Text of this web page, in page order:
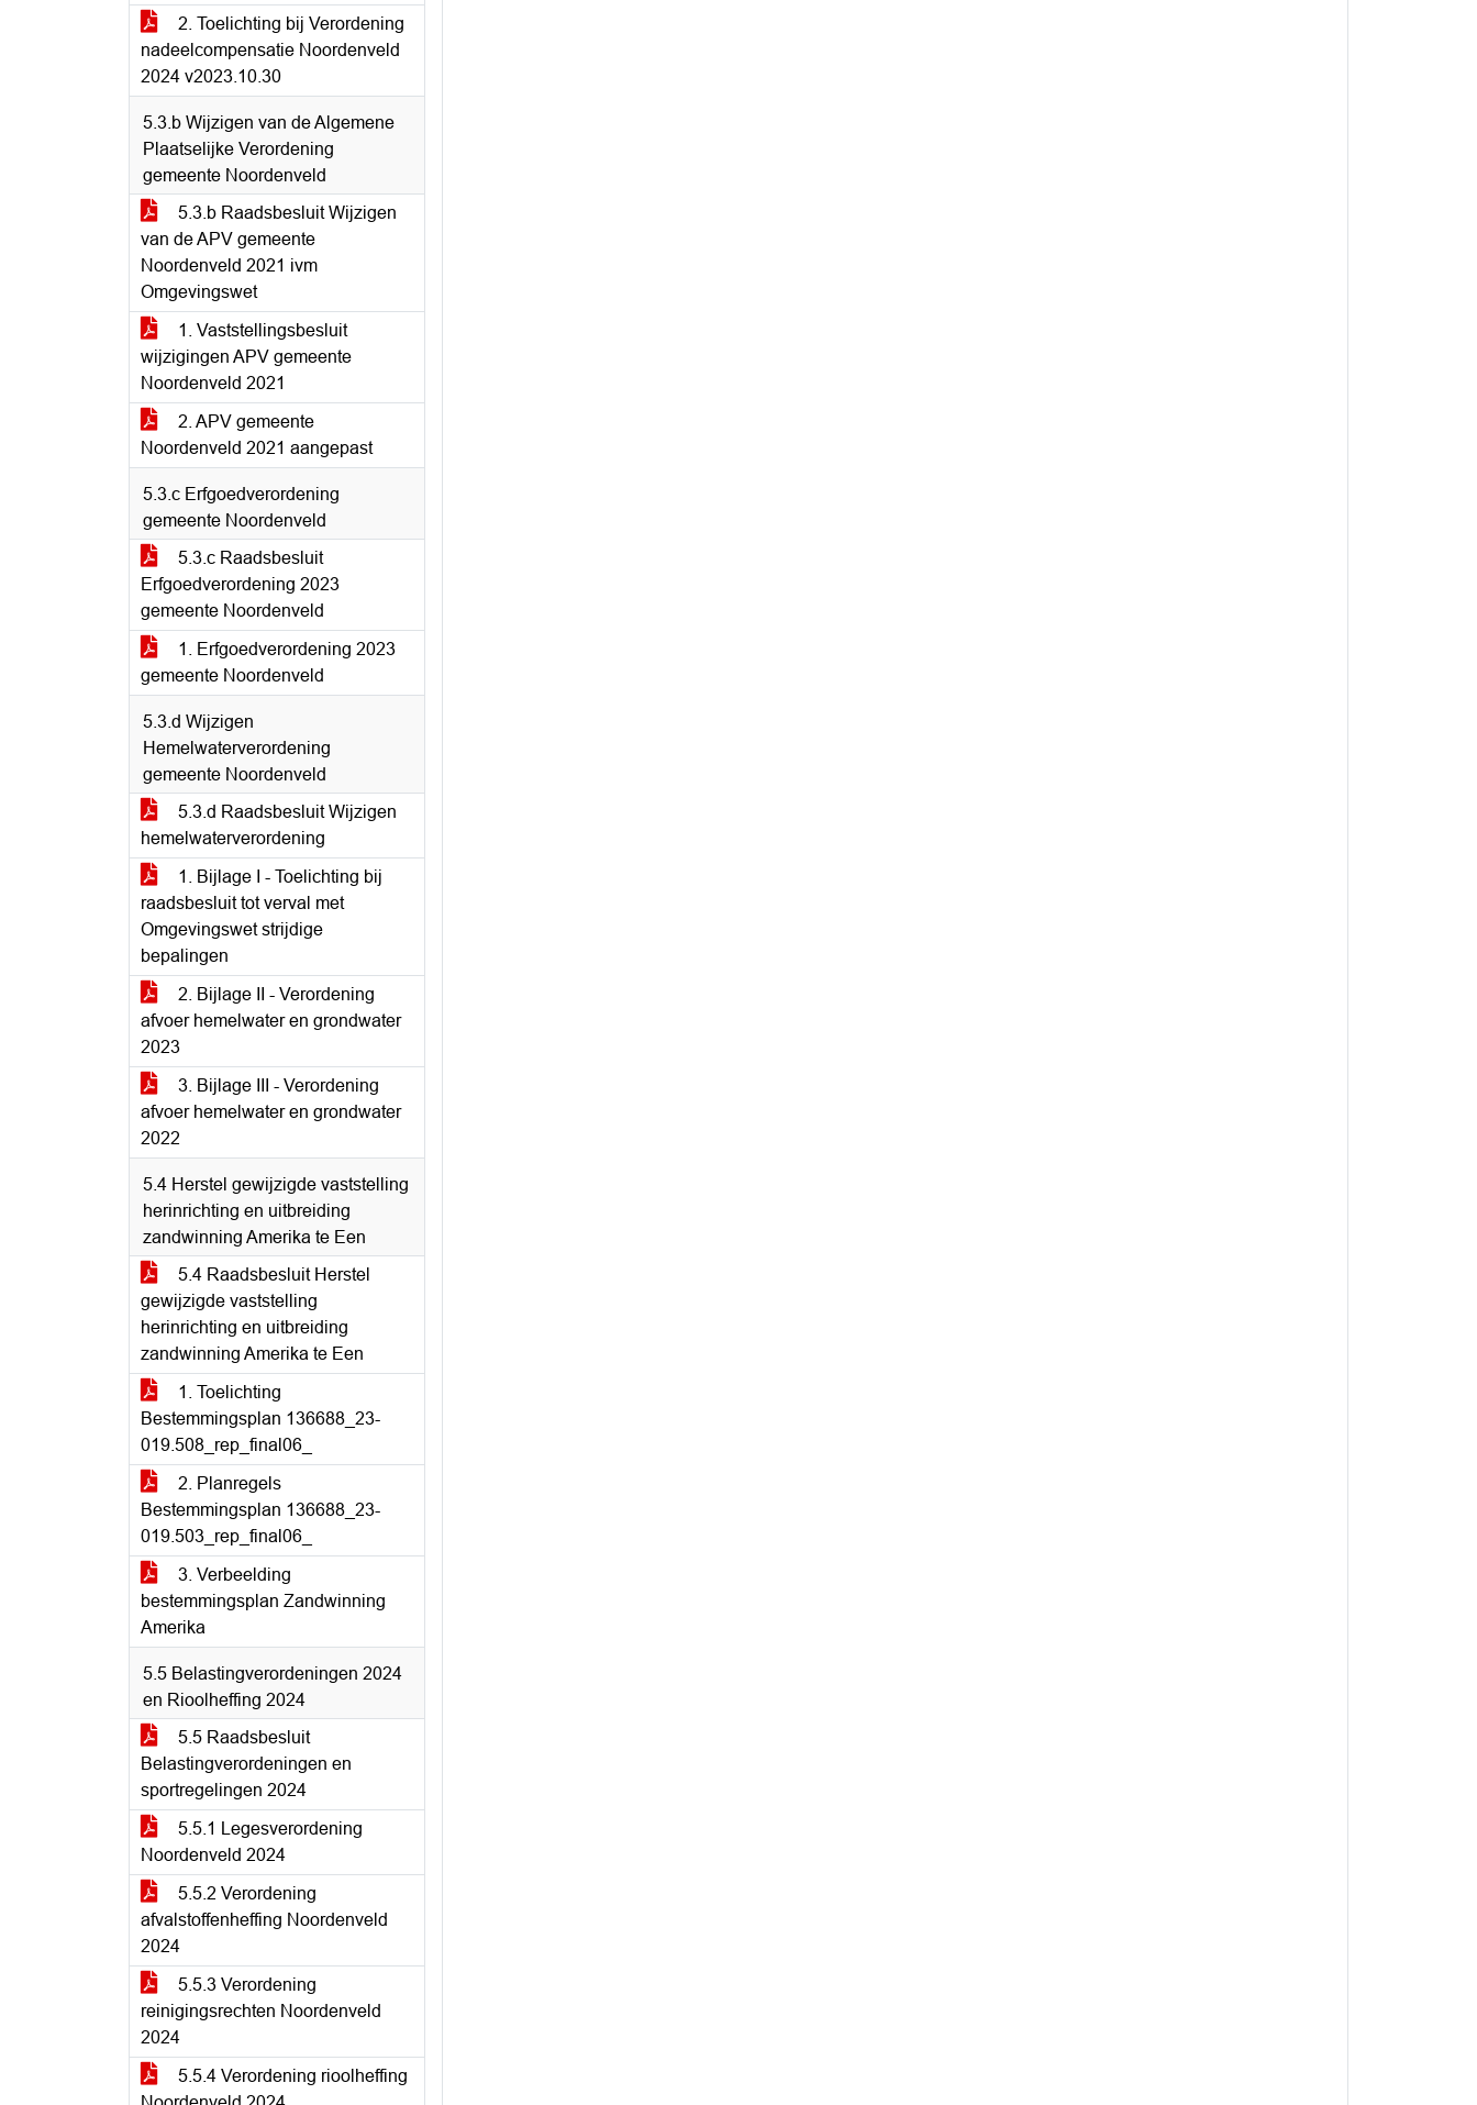
2. Toelichting bij Verordening
nadeelcompensatie Noordenveld
2024 v2023.10.30
5.3.b Wijzigen van de Algemene
Plaatselijke Verordening
gemeente Noordenveld
5.3.b Raadsbesluit Wijzigen
van de APV gemeente
Noordenveld 2021 ivm
Omgevingswet
1. Vaststellingsbesluit
wijzigingen APV gemeente
Noordenveld 2021
2. APV gemeente
Noordenveld 2021 aangepast
5.3.c Erfgoedverordening
gemeente Noordenveld
5.3.c Raadsbesluit
Erfgoedverordening 2023
gemeente Noordenveld
1. Erfgoedverordening 2023
gemeente Noordenveld
5.3.d Wijzigen
Hemelwaterverordening
gemeente Noordenveld
5.3.d Raadsbesluit Wijzigen
hemelwaterverordening
1. Bijlage I - Toelichting bij
raadsbesluit tot verval met
Omgevingswet strijdige
bepalingen
2. Bijlage II - Verordening
afvoer hemelwater en grondwater
2023
3. Bijlage III - Verordening
afvoer hemelwater en grondwater
2022
5.4 Herstel gewijzigde vaststelling
herinrichting en uitbreiding
zandwinning Amerika te Een
5.4 Raadsbesluit Herstel
gewijzigde vaststelling
herinrichting en uitbreiding
zandwinning Amerika te Een
1. Toelichting
Bestemmingsplan 136688_23-
019.508_rep_final06_
2. Planregels
Bestemmingsplan 136688_23-
019.503_rep_final06_
3. Verbeelding
bestemmingsplan Zandwinning
Amerika
5.5 Belastingverordeningen 2024
en Rioolheffing 2024
5.5 Raadsbesluit
Belastingverordeningen en
sportregelingen 2024
5.5.1 Legesverordening
Noordenveld 2024
5.5.2 Verordening
afvalstoffenheffing Noordenveld
2024
5.5.3 Verordening
reinigingsrechten Noordenveld
2024
5.5.4 Verordening rioolheffing